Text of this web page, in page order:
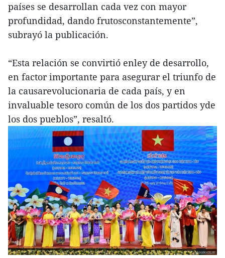
países se desarrollan cada vez con mayor
profundidad, dando frutosconstantemente”,
subrayó la publicación.
“Esta relación se convirtió enley de desarrollo,
en factor importante para asegurar el triunfo de
la causarevolucionaria de cada país, y en
invaluable tesoro común de los dos partidos yde
los dos pueblos”, resaltó.